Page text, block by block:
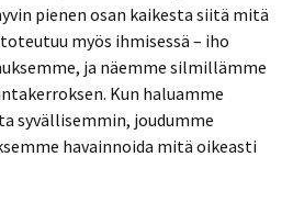
pienen osan kaikesta siitä mitä
myös ihmisessä – iho
ja näemme silmillämme
Kun haluamme
syvällisemmin, joudumme
havainnoida mitä oikeasti